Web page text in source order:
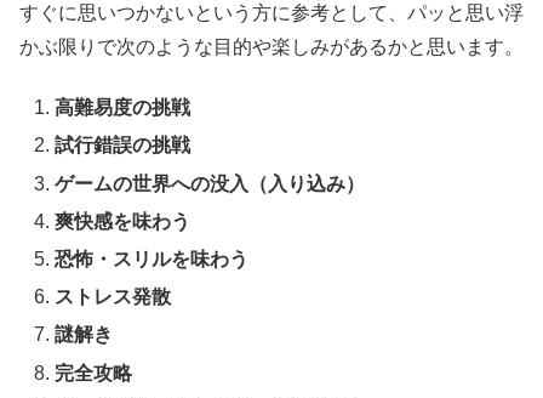
すぐに思いつかないという方に参考として、パッと思い浮
かぶ限りで次のような目的や楽しみがあるかと思います。
高難易度の挑戦
試行錯誤の挑戦
ゲームの世界への没入（入り込み）
爽快感を味わう
恐怖・スリルを味わう
ストレス発散
謎解き
完全攻略